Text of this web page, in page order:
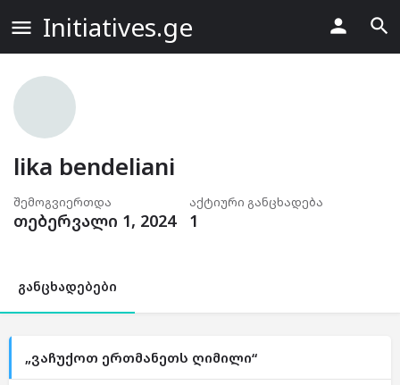
Initiatives.ge
lika bendeliani
შემოგვიერთდა
თებერვალი 1, 2024
აქტიური განცხადება
1
განცხადებები
„ვაჩუქოთ ერთმანეთს ღიმილი“